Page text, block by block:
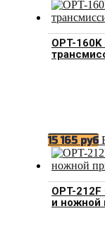
OPT-
15 165 руб
OPT-
и ножной